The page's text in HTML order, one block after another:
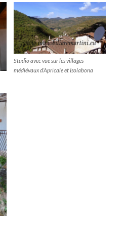
Studio avec vue sur les villages
médiévaux d’Apricale et Isolabona